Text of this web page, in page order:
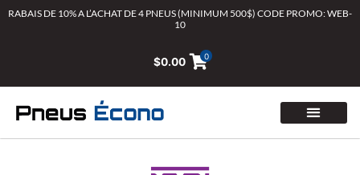
AllerRABAIS DE 10% A L’ACHAT DE 4 PNEUS (MINIMUM 500$) CODE PROMO: WEB-
10
$0.00 0